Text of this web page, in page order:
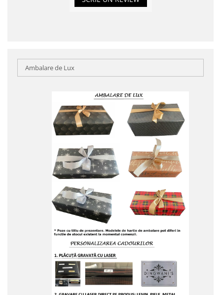
Ambalare de Lux